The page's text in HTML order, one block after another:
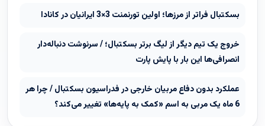
بسکتبال فراتر از مرزها؛ اولین تورنمنت 3×3 ایرانیان در کانادا
خروج یک تیم دیگر از لیگ برتر بسکتبال؛ / سرنوشت دنباله‌دار
انصرافی‌ها این بار با پایش پارت
عملکرد بدون دفاع مربیان خارجی در فدراسیون بسکتبال / چرا هر
6 ماه یک مربی به اسم «کمک به پایه‌ها» تغییر می‌کند؟